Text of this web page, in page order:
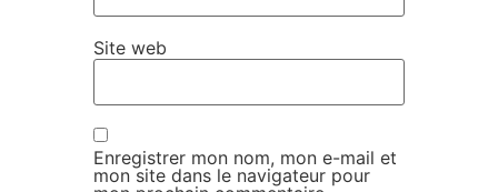
Site web
Enregistrer mon nom, mon e-mail et
mon site dans le navigateur pour